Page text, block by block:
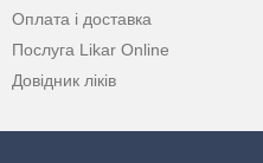
Оплата і доставка
Послуга Likar Online
Довідник ліків